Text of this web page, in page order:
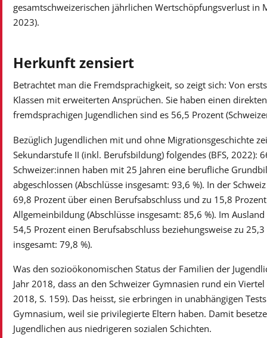
gesamtschweizerischen jährlichen Wertschöpfungsverlust in
2023).
Herkunft zensiert
Betrachtet man die Fremdsprachigkeit, so zeigt sich: Von
Klassen mit erweiterten Ansprüchen. Sie haben einen
fremdsprachigen Jugendlichen sind es 56,5 Prozent
Bezüglich Jugendlichen mit und ohne Migrationsgeschichte
Sekundarstufe II (inkl. Berufsbildung) folgendes (BFS, 2022):
Schweizer:innen haben mit 25 Jahren eine berufliche
abgeschlossen (Abschlüsse insgesamt: 93,6 %). In der
69,8 Prozent über einen Berufsabschluss und zu 15,8
Allgemeinbildung (Abschlüsse insgesamt: 85,6 %). Im
54,5 Prozent einen Berufsabschluss beziehungsweise zu
insgesamt: 79,8 %).
Was den sozioökonomischen Status der Familien der
Jahr 2018, dass an den Schweizer Gymnasien rund ein
2018, S. 159). Das heisst, sie erbringen in unabhängigen
Gymnasium, weil sie privilegierte Eltern haben. Damit
Jugendlichen aus niedrigeren sozialen Schichten.